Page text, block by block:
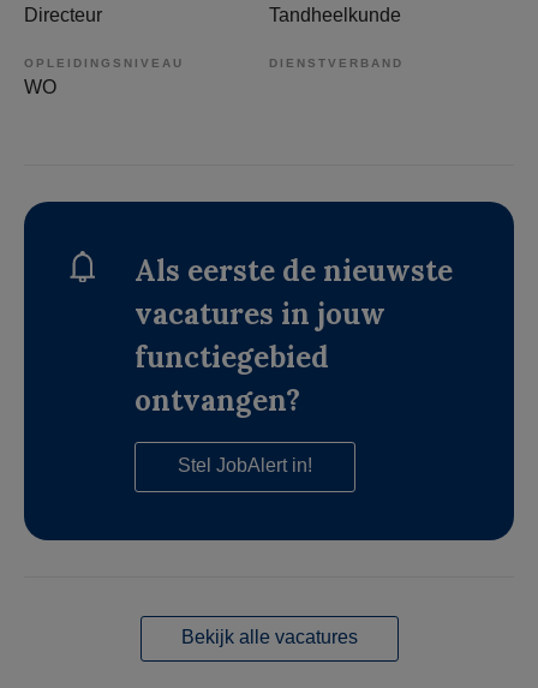
Directeur Tandheelkunde
OPLEIDINGSNIVEAU
WO
DIENSTVERBAND
Als eerste de nieuwste
vacatures in jouw
functiegebied
ontvangen?
Stel JobAlert in!
Bekijk alle vacatures